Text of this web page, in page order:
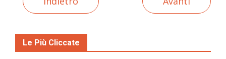
Le Più Cliccate